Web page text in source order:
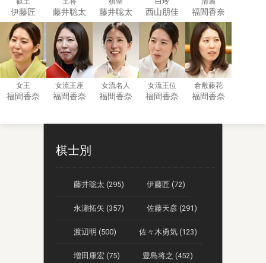
伊藤匠 藤井聡太 藤井聡太 西山朋佳 福間香奈
女王
福間香奈
女流王座
福間香奈
女流名人
福間香奈
女流王位
福間香奈
倉敷藤花
福間香奈
棋士別
藤井聡太 (295) 伊藤匠 (72)
永瀬拓矢 (357) 佐藤天彦 (291)
渡辺明 (500) 佐々木勇気 (123)
増田康宏 (75) 豊島将之 (452)